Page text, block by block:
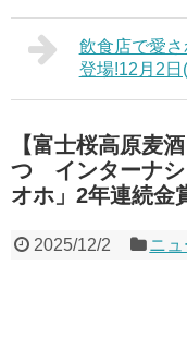
飲食店で愛
登場!12月2
【富士桜高原麦
つ インターナシ
オホ」2年連続金
2025/12/2 ニュ